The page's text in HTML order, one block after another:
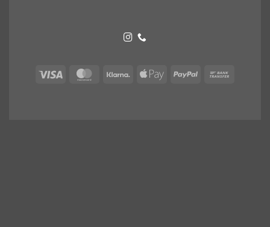
Visa MasterCardKlarna
Apple
PayPal